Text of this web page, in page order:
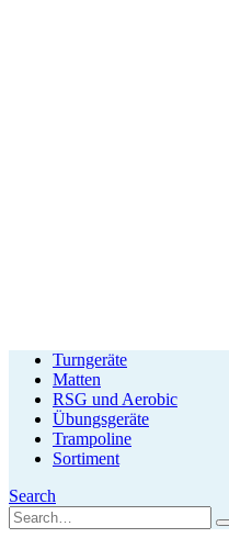
Turngeräte
Matten
RSG und Aerobic
Übungsgeräte
Trampoline
Sortiment
Search